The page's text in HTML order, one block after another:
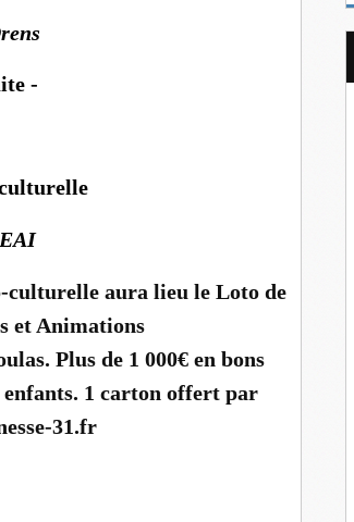
-
culturelle aura lieu le Loto de
et Animations
Plus de 1 000€ en bons
1 carton offert par
31.fr